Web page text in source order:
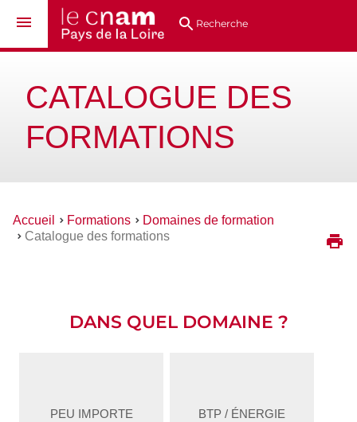
au
directsRecherche
CATALOGUE DES
FORMATIONS
Vous
êtes
Accueil Formations
Domaines de formation
Catalogue des formations
DANS QUEL DOMAINE ?
PEU IMPORTE BTP / ÉNERGIE